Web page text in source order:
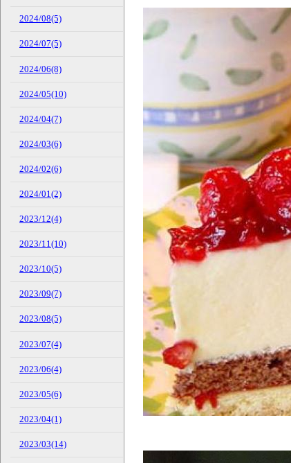
2024/08(5)
2024/07(5)
2024/06(8)
2024/05(10)
2024/04(7)
2024/03(6)
2024/02(6)
2024/01(2)
2023/12(4)
2023/11(10)
2023/10(5)
2023/09(7)
2023/08(5)
2023/07(4)
2023/06(4)
2023/05(6)
2023/04(1)
2023/03(14)